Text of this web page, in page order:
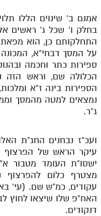
תלמוד עשר הספירות חלק טו
תלמוד עשר הספירות חלק טז
בית שער הכוונות
אודות האתר
אודות האתר
בעל הסולם
לאתר ספר הרב
דף היומי בזוהר הקדוש
אמנם ב' שינוים הללו
בחלק ו' שכל ג' ראשים
התחלקותם כן, הוא מפאת
על המסך דבחי"א,
ספירות כתר וחכמה
הכלולה שם, וראש הזה
הספירות בינה ז"א
נמצאים למטה מהמסך
ג"ר.
ועכ"ז נבחנים החג"ת
עיקר הראש של הפרצוף
ישסו"ת העומד מטבור
מצטרף כלום להפרצוף
עקודים, כמ"ש שם. (עי'
האח"פ שלו שיצאו לחוץ
דנקודים.